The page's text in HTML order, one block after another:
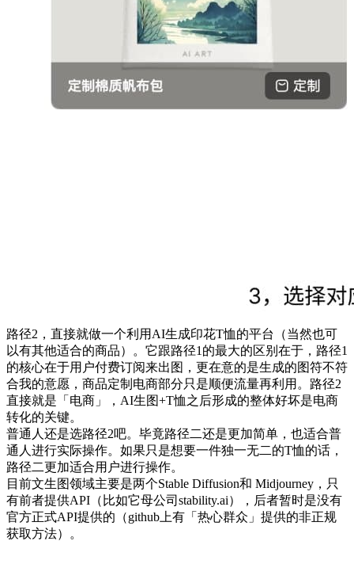
路径2，直接就做一个利用AI生成印花T恤的平台（当然也可
以有其他适合的商品）。它跟路径1的最大的区别在于，路径1
的核心在于用户付费订阅来出图，更在意的是生成的图符不符
合我的意愿，商品定制电商部分只是顺便流量再利用。路径2
直接就是「电商」，AI生图+T恤之后形成的整体好坏是电商
转化的关键。
普通人还是选路径2吧。毕竟路径二还是更加简单，也适合普
通人进行实际操作。如果只是想要一件独一无二的T恤的话，
路径二更加适合用户进行操作。
目前文生图领域主要是两个Stable Diffusion和 Midjourney，只
有前者提供API（比如它母公司stability.ai），后者暂时是没有
官方正式API提供的（github上有「热心群众」提供的非正规
获取方法）。